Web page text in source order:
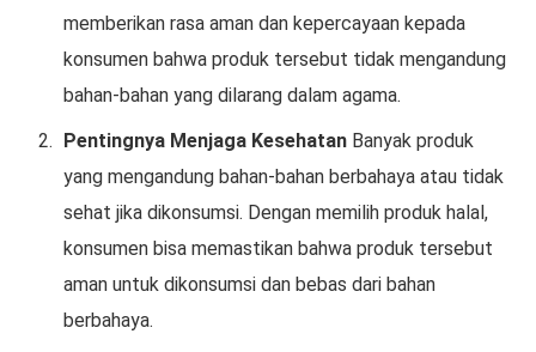
memberikan rasa aman dan kepercayaan kepada
konsumen bahwa produk tersebut tidak mengandung
bahan-bahan yang dilarang dalam agama.
Pentingnya Menjaga KesehatanBanyak produk
yang mengandung bahan-bahan berbahaya atau tidak
sehat jika dikonsumsi. Dengan memilih produk halal,
konsumen bisa memastikan bahwa produk tersebut
aman untuk dikonsumsi dan bebas dari bahan
berbahaya.